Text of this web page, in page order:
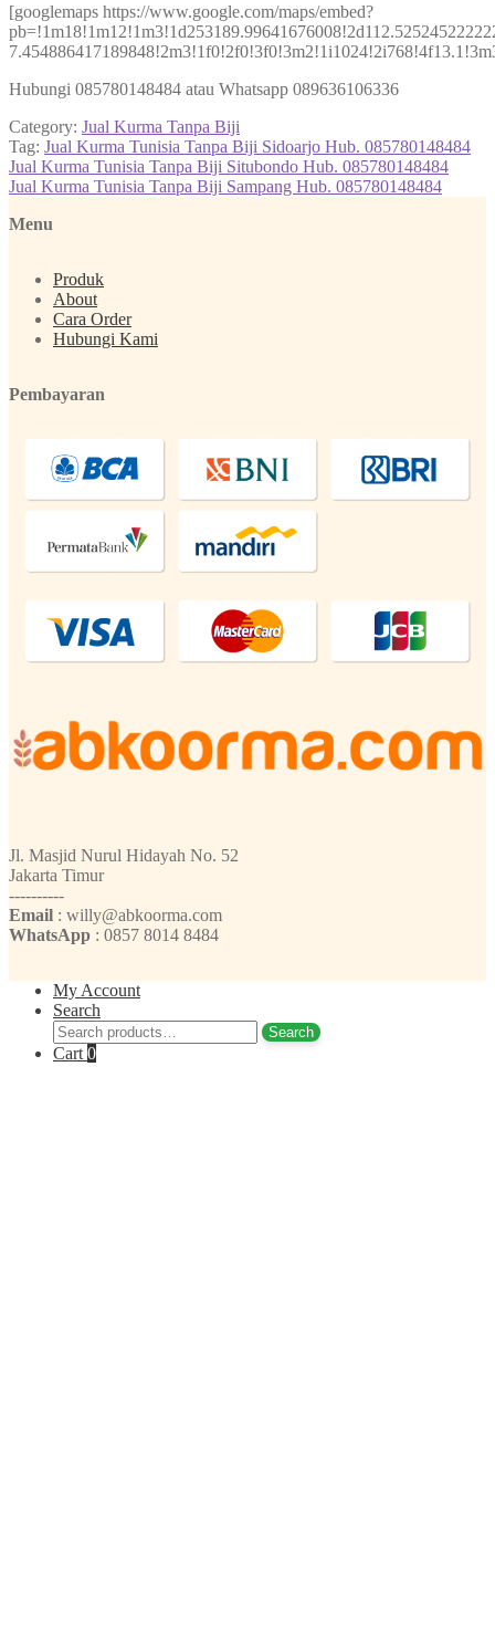
[googlemaps https://www.google.com/maps/embed?
Hubungi 085780148484 atau Whatsapp 089636106336
Category: Jual Kurma Tanpa Biji
Tag: Jual Kurma Tunisia Tanpa Biji Sidoarjo Hub. 085780148484
Post
navigation
Previous
post:
Jual Kurma Tunisia Tanpa Biji Situbondo Hub. 085780148484
Next
Jual Kurma Tunisia Tanpa Biji Sampang Hub. 085780148484
Menu
Produk
About
Cara Order
Hubungi Kami
Pembayaran
Jl. Masjid Nurul Hidayah No. 52
Jakarta Timur
----------
Email : willy@abkoorma.com
WhatsApp : 0857 8014 8484
My Account
Search
Search
for:
Search
Cart0